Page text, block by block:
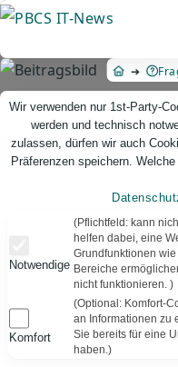
Direkt
Inhalt
PBCS IT-News – IT. Web.
Quizfrage 2896
Bereit
▾ Kurioses ⚑
Wir verwenden nur 1st-Party-
werden und technisch
zulassen, dürfen wir auch
Präferenzen speichern.
Notwendige
(Pflichtfeld: kann
helfen dabei, eine
Grundfunktionen
Bereiche
nicht funktionieren. )
Komfort
(Optional: Komfort-
an Informationen zu
Sie bereits für eine
haben.)